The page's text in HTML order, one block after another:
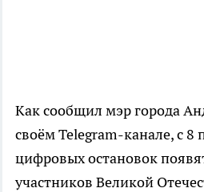
Как сообщил мэр города
своём Telegram-канале, с 8
цифровых остановок
участников Великой